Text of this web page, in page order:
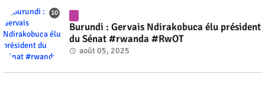
Burundi : Gervais Ndirakobuca élu président
du Sénat #rwanda #RwOT
août 05, 2025